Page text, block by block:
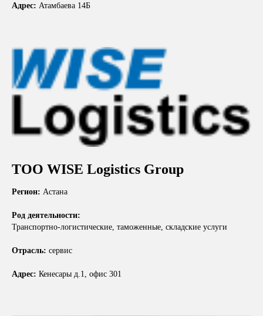
Адрес: Атамбаева 14Б
ТОО WISE Logistics Group
Регион: Астана
Род деятельности:
Транспортно-логистические, таможенные, складские услуги
Отрасль: сервис
Адрес: Кенесары д.1, офис 301